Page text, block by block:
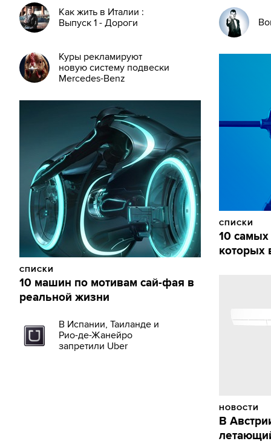
Как жить в Италии :
Выпуск 1 - Дороги
Куры рекламируют
новую систему подвески
Mercedes-Benz
СПИСКИ
10 машин по мотивам сай-фая в
реальной жизни
В Испании, Таиланде и
Рио-де-Жанейро
запретили Uber
СПИСКИ
10
которых
НОВОСТИ
В